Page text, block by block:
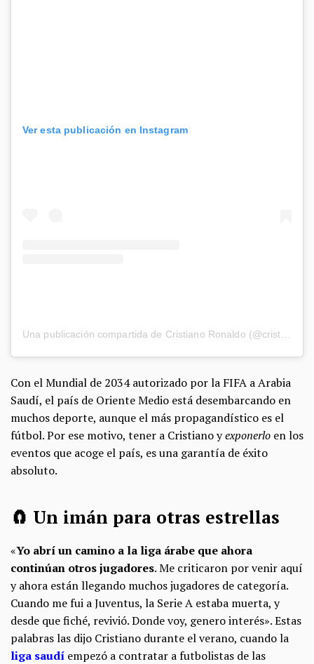
Ver esta publicación en Instagram
Con el Mundial de 2034 autorizado por la FIFA a Arabia
Saudí, el país de Oriente Medio está desembarcando en
muchos deporte, aunque el más propagandístico es el
fútbol. Por ese motivo, tener a Cristiano yexponerlo en los
eventos que acoge el país, es una garantía de éxito
absoluto.
🧲 Un imán para otras estrellas
«Yo abrí un camino a la liga árabe que ahora
continúan otros jugadores. Me criticaron por venir aquí
y ahora están llegando muchos jugadores de categoría.
Cuando me fui a Juventus, la Serie A estaba muerta, y
desde que fiché, revivió. Donde voy, genero interés». Estas
palabras las dijo Cristiano durante el verano, cuando la
liga saudí empezó a contratar a futbolistas de las